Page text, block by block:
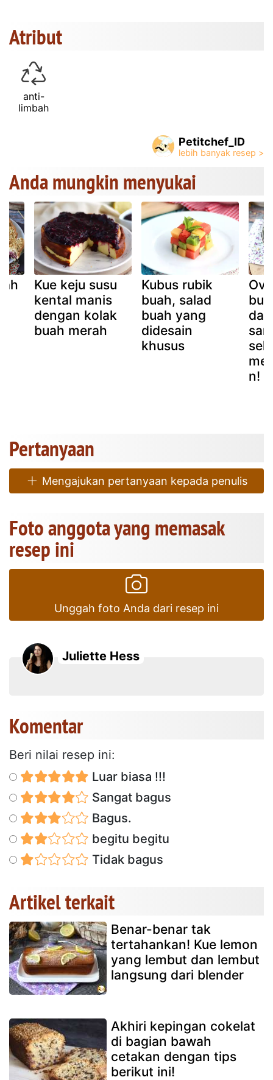
Atribut
anti-
limbah
Petitchef_ID
Anda mungkin menyukai
Kue keju susu
kental manis
dengan kolak
buah merah
Kubus rubik
buah, salad
buah yang
didesain
khusus
n!
Pertanyaan
Mengajukan pertanyaan kepada penulis
Foto anggota yang memasak
resep ini
Unggah foto Anda dari resep ini
Juliette Hess
Komentar
Beri nilai resep ini:
Luar biasa !!!
Sangat bagus
Bagus.
begitu begitu
Tidak bagus
Artikel terkait
Benar-benar tak
tertahankan! Kue lemon
yang lembut dan lembut
langsung dari blender
Akhiri kepingan cokelat
di bagian bawah
cetakan dengan tips
berikut ini!